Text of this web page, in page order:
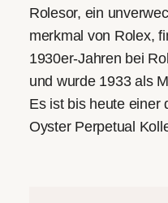
Rolesor, ein
merkmal von Rolex,
1930er-Jahren bei
und wurde 1933 als
Es ist bis heute einer
Oyster Perpetual